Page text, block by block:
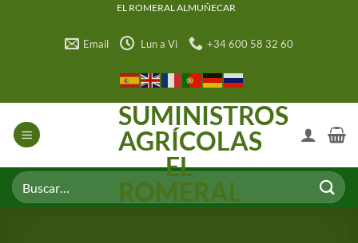
EL ROMERAL ALMUÑECAR
Email Lun a Vi +34 600 58 32 60
SUMINISTROS
AGRÍCOLAS
EL
ROMERAL
Buscar
por: